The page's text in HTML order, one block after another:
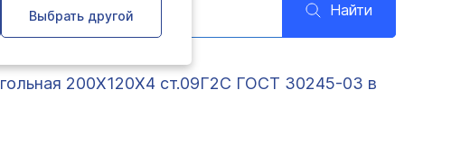
Выбрать другой Найти
200Х120Х4 ст.09Г2С ГОСТ 30245-03 в